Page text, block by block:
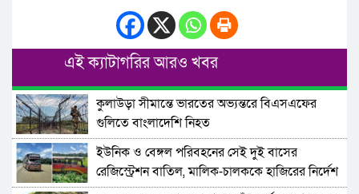
এই ক্যাটাগরির আরও খবর
কুলাউড়া সীমান্তে ভারতের অভ্যন্তরে বিএসএফের
গুলিতে বাংলাদেশি নিহত
ইউনিক ও বেঙ্গল পরিবহনের সেই দুই বাসের
রেজিস্ট্রেশন বাতিল, মালিক-চালককে হাজিরের নির্দেশ